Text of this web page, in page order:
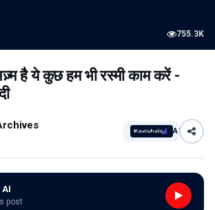
755.3K
है ये कुछ हम भी रस्मी काम करें -
AI
post